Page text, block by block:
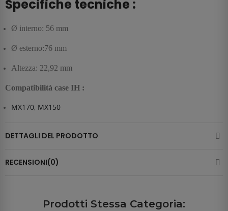
Specifiche tecniche :
Ø interno: 56 mm
Ø esterno:76 mm
Altezza: 22,92 mm
Compatibilità case IH :
MX170, MX150
DETTAGLI DEL PRODOTTO
RECENSIONI(0)
Prodotti Stessa Categoria: